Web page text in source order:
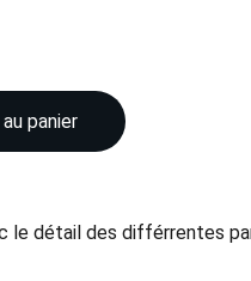
panier
le détail des différrentes